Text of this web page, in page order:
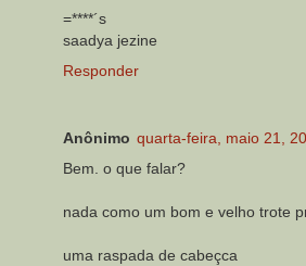
=****´s
saadya jezine
Responder
Anônimo quarta-feira, maio 21,
Bem. o que falar?
nada como um bom e velho trote
uma raspada de cabeçca